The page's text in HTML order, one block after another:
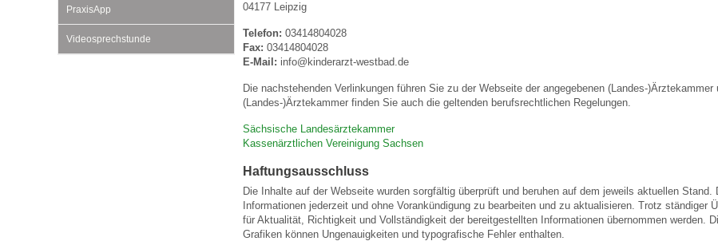
Recht auf Impfung
Vorsorge- und Impferinnerung
Material zu den Vorsorgen
Entwicklungskalender
Broschüren und Informationsflyer
Familienzeit gesund gestalten
PraxisApp
Videosprechstunde
04177 Leipzig
Telefon: 03414804028
Fax: 03414804028
E-Mail: info@kinderarzt-westbad.de
Die nachstehenden Verlinkungen führen Sie zu der Webseite der angegebenen (Landes-
(Landes-)Ärztekammer finden Sie auch die geltenden berufsrechtlichen Regelungen.
Sächsische Landesärztekammer
Kassenärztlichen Vereinigung Sachsen
Haftungsausschluss
Die Inhalte auf der Webseite wurden sorgfältig überprüft und beruhen auf dem jeweils aktuellen
Informationen jederzeit und ohne Vorankündigung zu bearbeiten und zu aktualisieren. Trotz ständiger
für Aktualität, Richtigkeit und Vollständigkeit der bereitgestellten Informationen übernommen werden.
Grafiken können Ungenauigkeiten und typografische Fehler enthalten.